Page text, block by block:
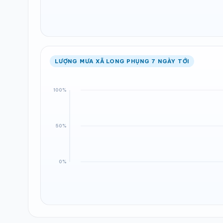
LƯỢNG MƯA XÃ LONG PHỤNG 7 NGÀY TỚI